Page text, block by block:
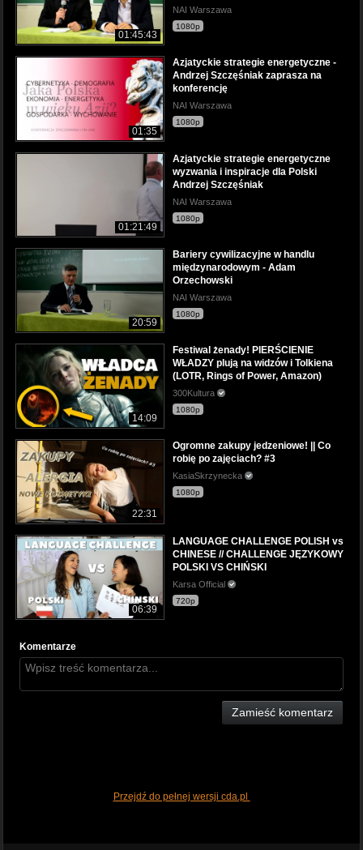
01:45:43
NAI Warszawa
1080p
01:35
Azjatyckie strategie energetyczne -
Andrzej Szczęśniak zaprasza na
konferencję
NAI Warszawa
1080p
01:21:49
Azjatyckie strategie energetyczne
wyzwania i inspiracje dla Polski
Andrzej Szczęśniak
NAI Warszawa
1080p
20:59
Bariery cywilizacyjne w handlu
międzynarodowym - Adam
Orzechowski
NAI Warszawa
1080p
14:09
Festiwal żenady! PIERŚCIENIE
WŁADZY plują na widzów i Tolkiena
(LOTR, Rings of Power, Amazon)
300Kultura
1080p
22:31
Ogromne zakupy jedzeniowe! || Co
robię po zajęciach? #3
KasiaSkrzynecka
1080p
06:39
LANGUAGE CHALLENGE POLISH vs
CHINESE // CHALLENGE JĘZYKOWY
POLSKI VS CHIŃSKI
Karsa Official
720p
Komentarze
Zamieść komentarz
Przejdź do pełnej wersji cda.pl